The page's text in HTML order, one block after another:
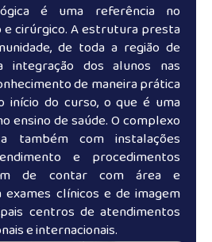
é uma referência no
cirúrgico. A estrutura presta
de toda a região de
integração dos alunos nas
de maneira prática
início do curso, o que é uma
ensino de saúde. O complexo
também com instalações
e procedimentos
de contar com área e
clínicos e de imagem
centros de atendimentos
e internacionais.